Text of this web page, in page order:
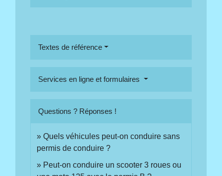
Textes de référence
Services en ligne et formulaires
Questions ? Réponses !
Quels véhicules peut-on conduire sans
permis de conduire ?
Peut-on conduire un scooter 3 roues ou